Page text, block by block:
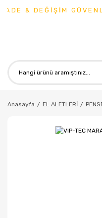
& DEĞİŞİM
Anasayfa EL ALETLERİ